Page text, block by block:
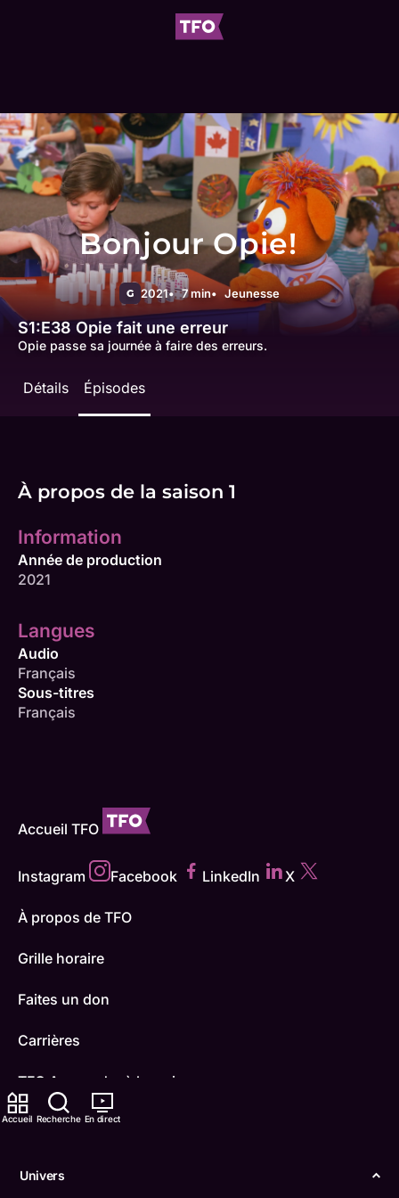
Accueil Recherche En direct
Univers
Bonjour Opie!
G 2021 7 min Jeunesse
S1:E38 Opie fait une erreur
Opie passe sa journée à faire des erreurs.
Détails Épisodes
À propos de la saison 1
Information
Année de production
2021
Langues
Audio
Français
Sous-titres
Français
Accueil TFO
Instagram Facebook LinkedIn X
À propos de TFO
Grille horaire
Faites un don
Carrières
TFO Apprendre à la maison
Comment nous capter